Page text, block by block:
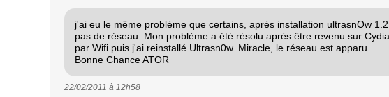
j'ai eu le même problème que certains, après installation ultrasnOw 1.2,
pas de réseau. Mon problème a été résolu après être revenu sur Cydia
par Wifi puis j'ai reinstallé Ultrasn0w. Miracle, le réseau est apparu.
Bonne Chance ATOR
22/02/2011 à 12h58